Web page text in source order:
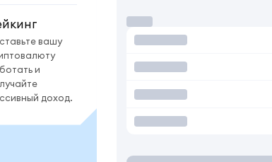
вашу
и
доход.